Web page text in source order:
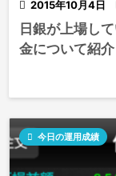
 2015年10月4日
日銀が上場し
金について紹介
 今日の運用成績